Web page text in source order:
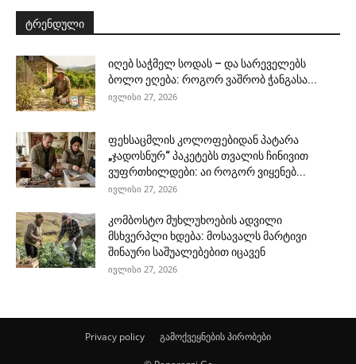
ტრენდული
იღებ საჭმელ სოდას – და სარეველებს
ბოლო ეღება: როგორ ვაშრობ ჭანგასა...
ივლისი 27, 2026
ფეხსაცმლის კოლოფებიდან პატარა
„ჯადოსნურ“ პაკეტებს თვალის ჩინივით
ვუფრთხილდები: აი როგორ ვიყენებ...
ივლისი 27, 2026
კომბოსტო მუხლუხოების ადვილი
მსხვერპლი ხდება: მოსავალს მარტივი
შინაური საშუალებებით იცავენ
ივლისი 27, 2026
Privacy policy გამოქვეყნების პირობები